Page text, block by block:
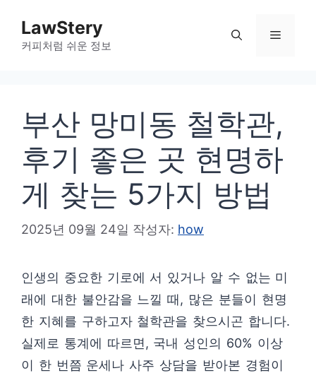
LawStery
커피처럼 쉬운 정보
메
부산 망미동 철학관,
후기 좋은 곳 현명하
게 찾는 5가지 방법
2025년 09월 24일 작성자: how
인생의 중요한 기로에 서 있거나 알 수 없는 미
래에 대한 불안감을 느낄 때, 많은 분들이 현명
한 지혜를 구하고자 철학관을 찾으시곤 합니다.
실제로 통계에 따르면, 국내 성인의 60% 이상
이 한 번쯤 운세나 사주 상담을 받아본 경험이